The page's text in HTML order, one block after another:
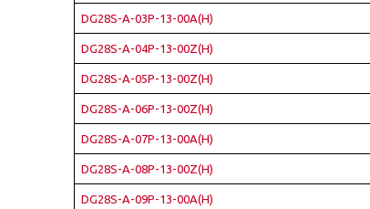
DG28S-A-03P-13-00A(H)
DG28S-A-04P-13-00Z(H)
DG28S-A-05P-13-00Z(H)
DG28S-A-06P-13-00Z(H)
DG28S-A-07P-13-00A(H)
DG28S-A-08P-13-00Z(H)
DG28S-A-09P-13-00A(H)